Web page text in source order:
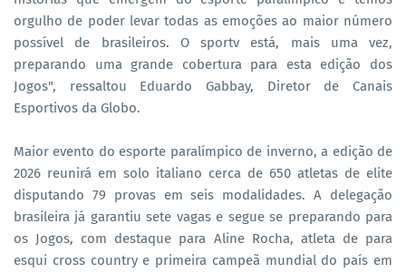
orgulho de poder levar todas as emoções ao maior número
possível de brasileiros. O sportv está, mais uma vez,
preparando uma grande cobertura para esta edição dos
Jogos", ressaltou Eduardo Gabbay, Diretor de Canais
Esportivos da Globo.
Maior evento do esporte paralímpico de inverno, a edição de
2026 reunirá em solo italiano cerca de 650 atletas de elite
disputando 79 provas em seis modalidades. A delegação
brasileira já garantiu sete vagas e segue se preparando para
os Jogos, com destaque para Aline Rocha, atleta de para
esqui cross country e primeira campeã mundial do país em